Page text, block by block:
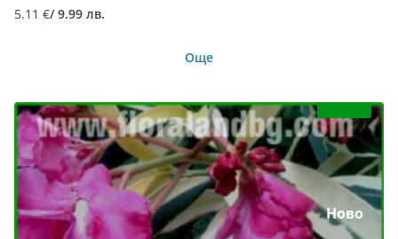
5.11 €/ 9.99 лв.
Още
Ново